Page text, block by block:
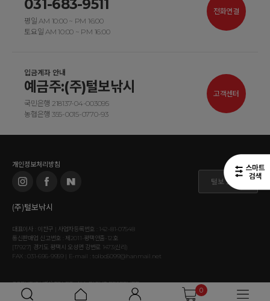
0
031-683-9511
평일 AM 10:00 ~ PM 16:00
토요일 AM 10:00 ~ PM 16:00
전화연결
입금계좌 안내
예금주:(주)털보낚시
국민은행 218137-04-003095
농협은행 355-0015-0770-93
고객센터
개인정보처리방침
털보 도매몰
(주)털보낚시
대표이사 : 이찬구 | 사업자등록번호 : 142-81-07548
통신판매업 신고번호 : 제2011-평택안출-12호
[17927] 경기도 평택시 오성면 강변로 1473(신리)
FAX : 031-696-9959 | E-mail : tolbo5099@hanmail.net
COPYRIGHT⒞ TOLBO. ALL RIGHT RESERVED.